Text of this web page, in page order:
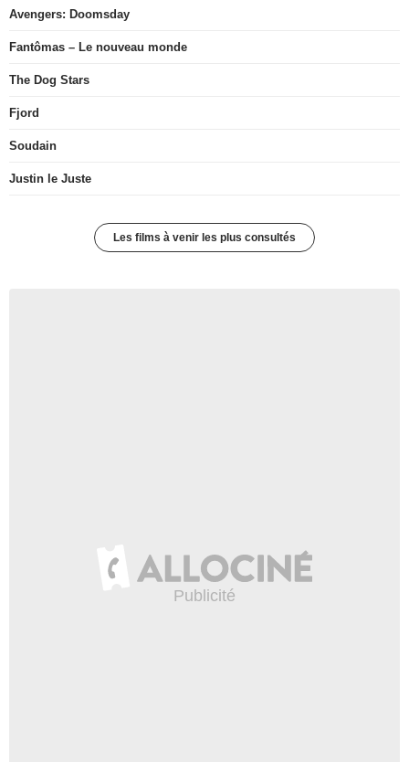
Avengers: Doomsday
Fantômas – Le nouveau monde
The Dog Stars
Fjord
Soudain
Justin le Juste
Les films à venir les plus consultés